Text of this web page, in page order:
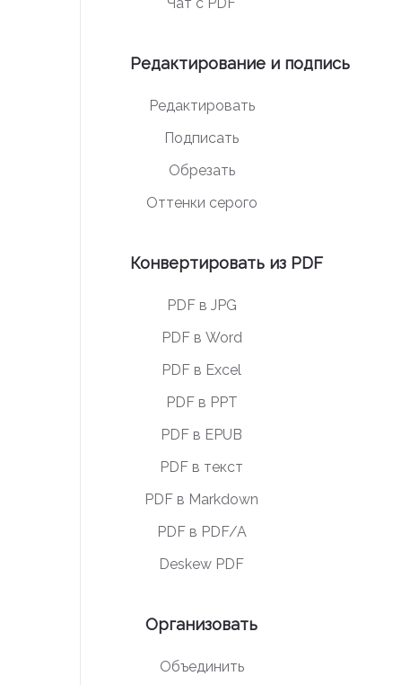
Чат с PDF
Редактирование и подпись
Редактировать
Подписать
Обрезать
Оттенки серого
Конвертировать из PDF
PDF в JPG
PDF в Word
PDF в Excel
PDF в PPT
PDF в EPUB
PDF в текст
PDF в Markdown
PDF в PDF/A
Deskew PDF
Организовать
Объединить